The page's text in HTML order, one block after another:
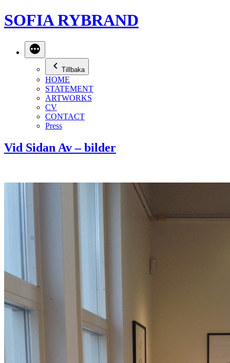
Hoppa
till
SOFIA RYBRAND
Mer
Tillbaka
HOME
STATEMENT
ARTWORKS
CV
CONTACT
Press
Vid Sidan Av – bilder